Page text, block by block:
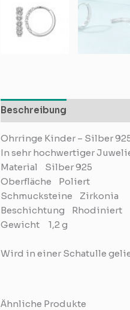
Beschreibung
Ohrringe Kinder – Silber
In sehr hochwertiger
Material Silber 925
Oberfläche Poliert
Schmucksteine Zirkonia
Beschichtung Rhodiniert
Gewicht 1,2 g
Wird in einer Schatulle
Ähnliche Produkte